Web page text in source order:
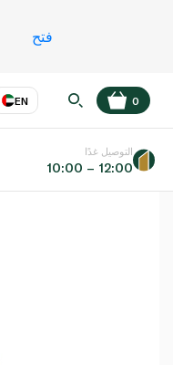
فتح
EN
عر
0
التوصيل غدًا
10:00 – 12:00